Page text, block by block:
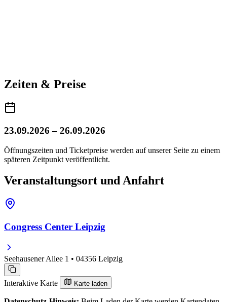
Zeiten & Preise
23.09.2026 – 26.09.2026
Öffnungszeiten und Ticketpreise werden auf unserer Seite zu einem
späteren Zeitpunkt veröffentlicht.
Veranstaltungsort und Anfahrt
Congress Center Leipzig
Seehausener Allee 1 • 04356 Leipzig
Interaktive Karte Karte laden